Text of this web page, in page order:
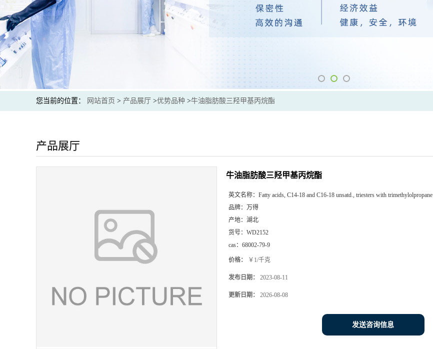
您当前的位置： 网站首页 > 产品展厅 >优势品种 >牛油脂肪酸三羟甲基丙烷酯
产品展厅
牛油脂肪酸三羟甲基丙烷酯
英文名称： Fatty acids, C14-18 and C16-18 unsatd., triesters with trimethylolpropane
品牌： 万得
产地： 湖北
货号： WD2152
cas： 68002-79-9
价格： ￥1/千克
发布日期： 2023-08-11
更新日期： 2026-08-08
发送咨询信息